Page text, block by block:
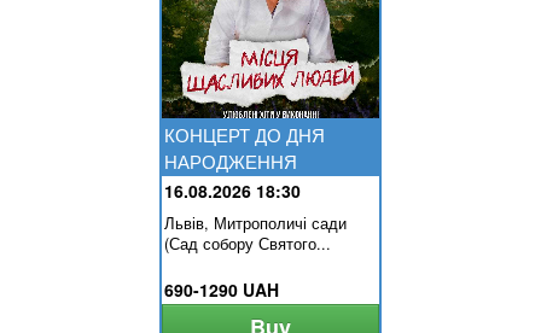
КОНЦЕРТ ДО ДНЯ
НАРОДЖЕННЯ
КУЗЬМИ. МІСЦЯ...
16.08.2026 18:30
Львів, Митрополичі сади
(Сад собору Святого...
690-1290 UAH
Buy